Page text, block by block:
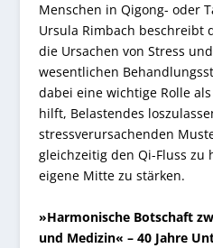
Menschen in Qigong- oder
Ursula Rimbach beschreibt
die Ursachen von Stress
wesentlichen
dabei eine wichtige Rolle
hilft, Belastendes
stressverursachenden
gleichzeitig den Qi-Fluss
eigene Mitte zu stärken.
»Harmonische Botschaft
und Medizin« – 40 Jahre